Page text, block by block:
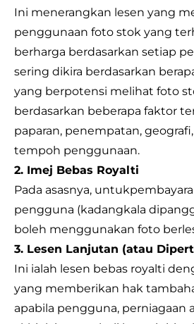
Ini menerangkan lesen yang
penggunaan foto stok yang
berharga berdasarkan setiap
sering dikira berdasarkan
yang berpotensi melihat foto
berdasarkan beberapa faktor
paparan, penempatan,
tempoh penggunaan.
2. Imej Bebas Royalti
Pada asasnya, untuk
pengguna (kadangkala
boleh menggunakan foto
3. Lesen Lanjutan (atau
Ini ialah lesen bebas royalti
yang memberikan hak
apabila pengguna, perniagaan